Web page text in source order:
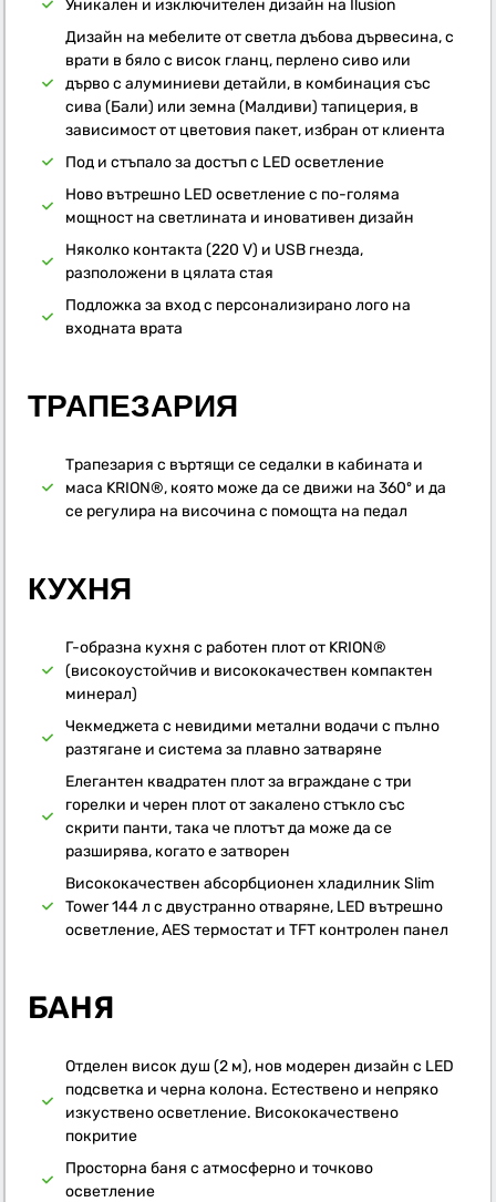
Уникален и изключителен дизайн на Ilusion
Дизайн на мебелите от светла дъбова дървесина, с
врати в бяло с висок гланц, перлено сиво или
дърво с алуминиеви детайли, в комбинация със
сива (Бали) или земна (Малдиви) тапицерия, в
зависимост от цветовия пакет, избран от клиента
Под и стъпало за достъп с LED осветление
Ново вътрешно LED осветление с по-голяма
мощност на светлината и иновативен дизайн
Няколко контакта (220 V) и USB гнезда,
разположени в цялата стая
Подложка за вход с персонализирано лого на
входната врата
ТРАПЕЗАРИЯ
Трапезария с въртящи се седалки в кабината и
маса KRION®, която може да се движи на 360º и да
се регулира на височина с помощта на педал
КУХНЯ
Г-образна кухня с работен плот от KRION®
(високоустойчив и висококачествен компактен
минерал)
Чекмеджета с невидими метални водачи с пълно
разтягане и система за плавно затваряне
Елегантен квадратен плот за вграждане с три
горелки и черен плот от закалено стъкло със
скрити панти, така че плотът да може да се
разширява, когато е затворен
Висококачествен абсорбционен хладилник Slim
Tower 144 л с двустранно отваряне, LED вътрешно
осветление, AES термостат и TFT контролен панел
БАНЯ
Отделен висок душ (2 м), нов модерен дизайн с LED
подсветка и черна колона. Естествено и непряко
изкуствено осветление. Висококачествено
покритие
Просторна баня с атмосферно и точково
осветление